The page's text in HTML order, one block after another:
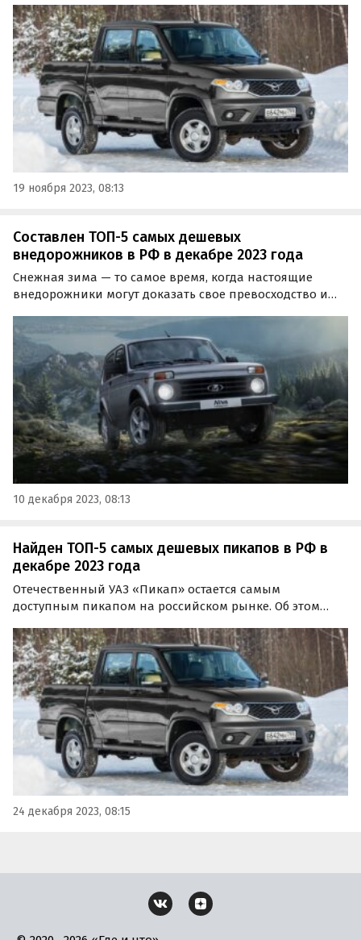
относительно доступных отечественных моделей до
более дорогих китайских.
19 ноября 2023, 08:13
Составлен ТОП-5 самых дешевых
внедорожников в РФ в декабре 2023 года
Снежная зима — то самое время, когда настоящие
внедорожники могут доказать свое превосходство и
декабре стоят дешевле всего, выяснил портал
«Автоновости дня».
10 декабря 2023, 08:13
Найден ТОП-5 самых дешевых пикапов в РФ в
декабре 2023 года
Отечественный УАЗ «Пикап» остается самым
доступным пикапом на российском рынке. Об этом
рейтинг таких машин по состоянию на декабрь 2023
года.
24 декабря 2023, 08:15